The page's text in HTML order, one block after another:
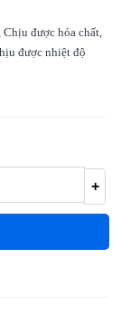
được hóa chất,
được nhiệt độ
+